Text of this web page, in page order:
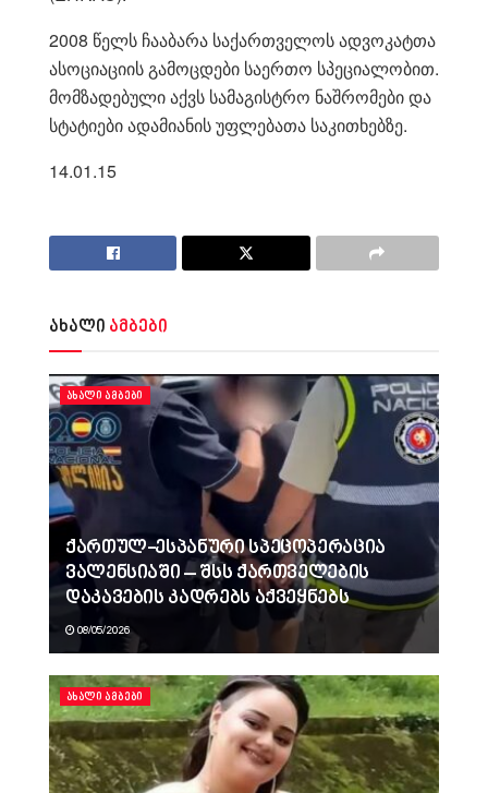
2008 წელს ჩააბარა საქართველოს ადვოკატთა
ასოციაციის გამოცდები საერთო სპეციალობით.
მომზადებული აქვს სამაგისტრო ნაშრომები და
სტატიები ადამიანის უფლებათა საკითხებზე.
14.01.15
ახალი ამბები
ᲐᲮᲐᲚᲘ ᲐᲛᲑᲔᲑᲘ
ქართულ-ესპანური სპეცოპერაცია
ვალენსიაში – შსს ქართველების
დაკავების კადრებს აქვეყნებს
08/05/2026
ᲐᲮᲐᲚᲘ ᲐᲛᲑᲔᲑᲘ